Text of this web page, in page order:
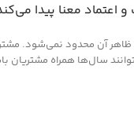
اعتماد معنا پیدا
آن محدود نمی‌شود.
سال‌ها همراه مشتریان